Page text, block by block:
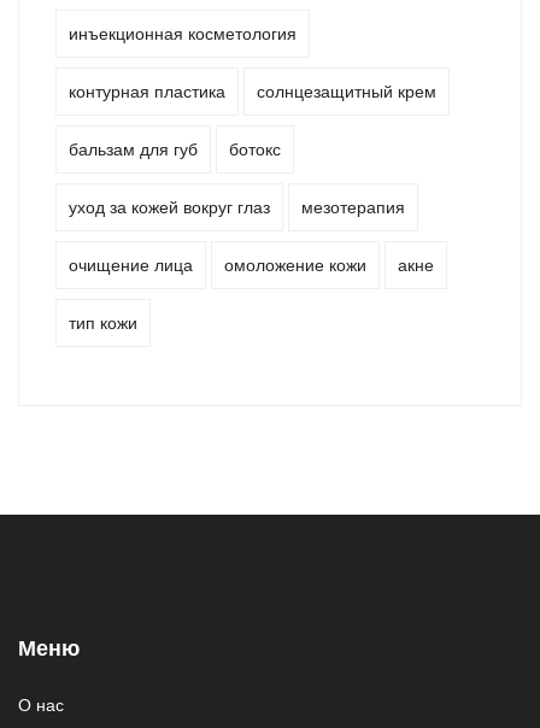
инъекционная косметология
контурная пластика солнцезащитный крем
бальзам для губ ботокс
уход за кожей вокруг глаз мезотерапия
очищение лица омоложение кожи акне
тип кожи
Меню
О нас